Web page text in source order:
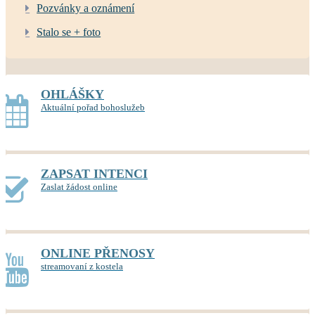
Pozvánky a oznámení
Stalo se + foto
OHLÁŠKY
Aktuální pořad bohoslužeb
ZAPSAT INTENCI
Zaslat žádost online
ONLINE PŘENOSY
streamovaní z kostela